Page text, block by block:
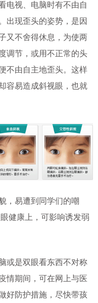
视、电脑时有不由自
出现歪头的姿势，是因
又不舍得休息，为使两
调节，或用不正常的头
不由自主地歪头。这样
容易造成斜视眼，也就
易遭到同学们的嘲
健康上，可影响诱发弱
或是双眼看东西不对称
情期间，可在网上与医
好防护措施，尽快带孩